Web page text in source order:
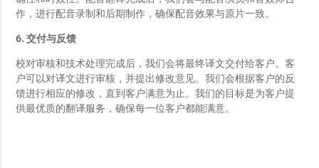
作，进行配音录制和后期制作，确保配音效果与原片一致。
6. 交付与反馈
校对审核和技术处理完成后，我们会将最终译文交付给客户。客
户可以对译文进行审核，并提出修改意见。我们会根据客户的反
馈进行相应的修改，直到客户满意为止。我们的目标是为客户提
供最优质的翻译服务，确保每一位客户都能满意。